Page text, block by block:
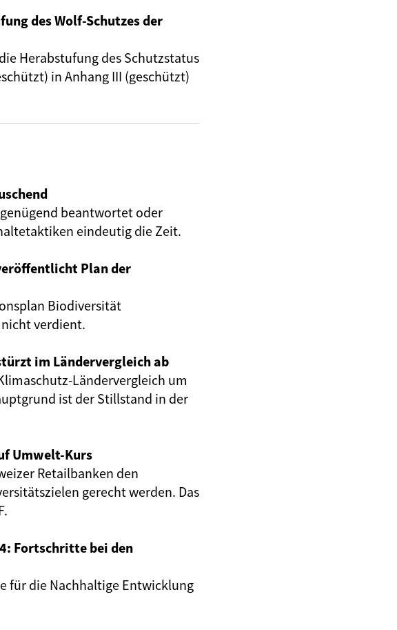
des Wolf-Schutzes der
Herabstufung des Schutzstatus
in Anhang III (geschützt)
beantwortet oder
eindeutig die Zeit.
Plan der
Biodiversität
verdient.
im Ländervergleich ab
Ländervergleich um
ist der Stillstand in der
Umwelt-Kurs
Retailbanken den
gerecht werden. Das
Fortschritte bei den
für die Nachhaltige Entwicklung